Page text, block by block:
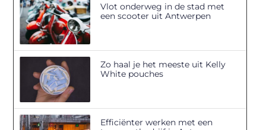
Vlot onderweg in de stad met
een scooter uit Antwerpen
Zo haal je het meeste uit Kelly
White pouches
Efficiënter werken met een